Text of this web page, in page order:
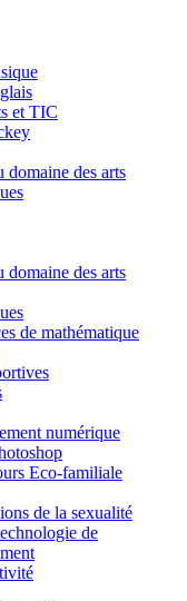
et TIC
domaine des arts
domaine des arts
de mathématique
numérique
Eco-familiale
de la sexualité
de